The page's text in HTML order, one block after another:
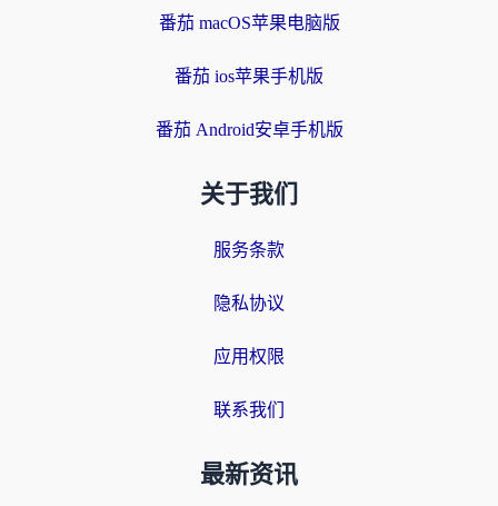
番茄 macOS苹果电脑版
番茄 ios苹果手机版
番茄 Android安卓手机版
关于我们
服务条款
隐私协议
应用权限
联系我们
最新资讯